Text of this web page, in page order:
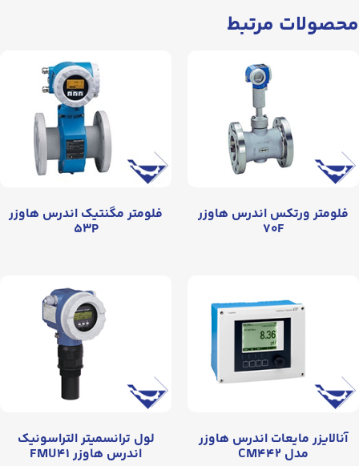
محصولات مرتبط
فلومتر ورتکس اندرس هاوزر
۷۰F
فلومتر مگنتیک اندرس هاوزر
۵۳P
آنالایزر مایعات اندرس هاوزر
مدل CM۴۴۲
لول ترانسمیتر التراسونیک
اندرس هاوزر FMU۴۱